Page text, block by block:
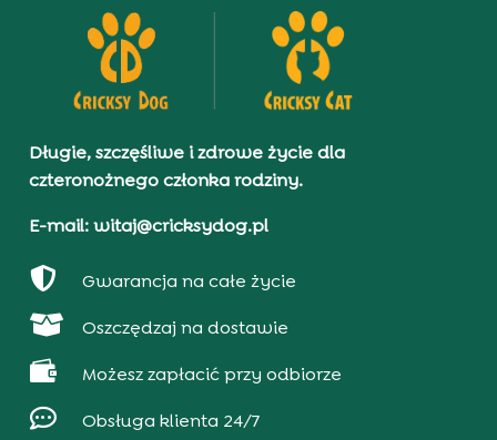
Długie, szczęśliwe i zdrowe życie dla
czteronożnego członka rodziny.
E-mail: witaj@cricksydog.pl
 Gwarancja na całe życie
 Oszczędzaj na dostawie
 Możesz zapłacić przy odbiorze
 Obsługa klienta 24/7